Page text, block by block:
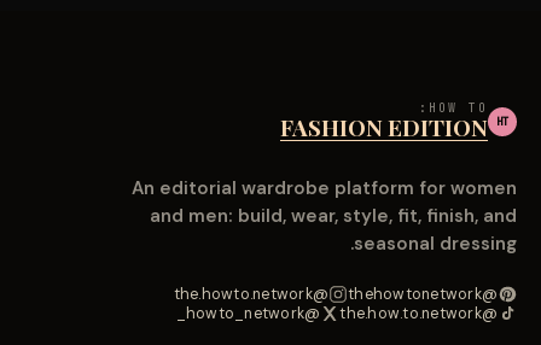
HT
HOW TO:
FASHION EDITION
An editorial wardrobe platform for women
and men: build, wear, style, fit, finish, and
seasonal dressing.
@thehowtonetwork
@the.howto.network
@the.how.to.network
@howto_network_